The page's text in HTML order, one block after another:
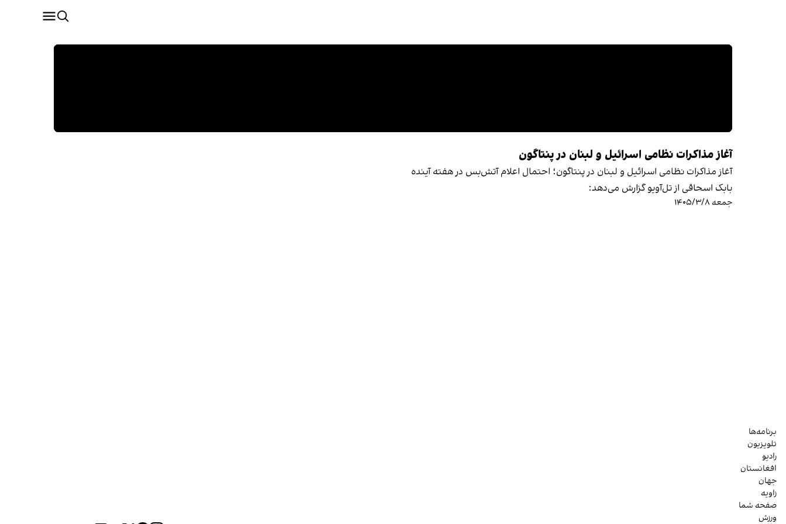
آغاز مذاکرات نظامی اسرائیل و لبنان در پنتاگون
آغاز مذاکرات نظامی اسرائیل و لبنان در پنتاگون؛ احتمال اعلام آتش‌بس در هفته آینده
بابک اسحاقی از تل‌آویو گزارش می‌دهد:
جمعه ۱۴۰۵/۳/۸
برنامه‌ها
تلویزیون
رادیو
افغانستان
جهان
زاویه
صفحه شما
ورزش